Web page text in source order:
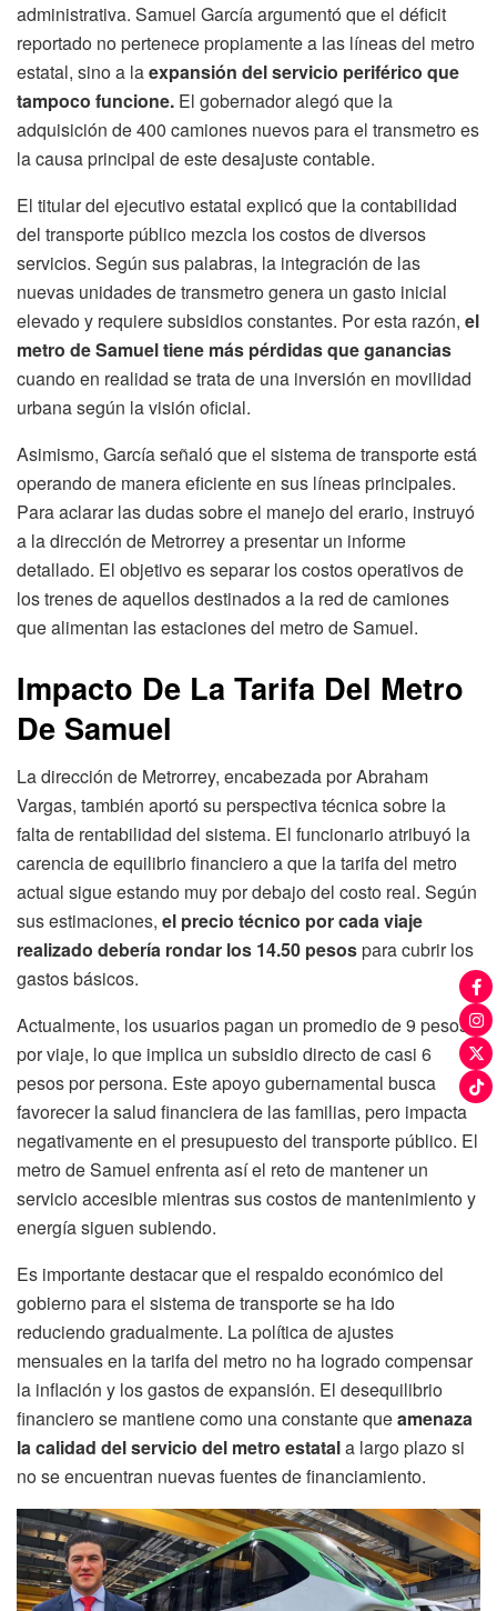
administrativa. Samuel García argumentó que el déficit
reportado no pertenece propiamente a las líneas del metro
estatal, sino a laexpansión del servicio periférico que
tampoco funcione. El gobernador alegó que la
adquisición de 400 camiones nuevos para el transmetro es
la causa principal de este desajuste contable.
El titular del ejecutivo estatal explicó que la contabilidad
del transporte público mezcla los costos de diversos
servicios. Según sus palabras, la integración de las
nuevas unidades de transmetro genera un gasto inicial
elevado y requiere subsidios constantes. Por esta razón, el
metro de Samuel tiene más pérdidas que ganancias
cuando en realidad se trata de una inversión en movilidad
urbana según la visión oficial.
Asimismo, García señaló que el sistema de transporte está
operando de manera eficiente en sus líneas principales.
Para aclarar las dudas sobre el manejo del erario, instruyó
a la dirección de Metrorrey a presentar un informe
detallado. El objetivo es separar los costos operativos de
los trenes de aquellos destinados a la red de camiones
que alimentan las estaciones del metro de Samuel.
Impacto De La Tarifa Del Metro
De Samuel
La dirección de Metrorrey, encabezada por Abraham
Vargas, también aportó su perspectiva técnica sobre la
falta de rentabilidad del sistema. El funcionario atribuyó la
carencia de equilibrio financiero a que la tarifa del metro
actual sigue estando muy por debajo del costo real. Según
sus estimaciones, el precio técnico por cada viaje
realizado debería rondar los 14.50 pesospara cubrir los
gastos básicos.
Actualmente, los usuarios pagan un promedio de 9 pesos
por viaje, lo que implica un subsidio directo de casi 6
pesos por persona. Este apoyo gubernamental busca
favorecer la salud financiera de las familias, pero impacta
negativamente en el presupuesto del transporte público. El
metro de Samuel enfrenta así el reto de mantener un
servicio accesible mientras sus costos de mantenimiento y
energía siguen subiendo.
Es importante destacar que el respaldo económico del
gobierno para el sistema de transporte se ha ido
reduciendo gradualmente. La política de ajustes
mensuales en la tarifa del metro no ha logrado compensar
la inflación y los gastos de expansión. El desequilibrio
financiero se mantiene como una constante queamenaza
la calidad del servicio del metro estatala largo plazo si
no se encuentran nuevas fuentes de financiamiento.